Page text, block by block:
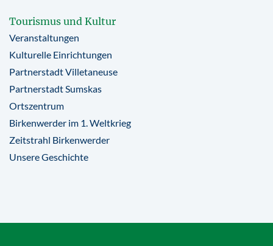
Tourismus und Kultur
Veranstaltungen
Kulturelle Einrichtungen
Partnerstadt Villetaneuse
Partnerstadt Sumskas
Ortszentrum
Birkenwerder im 1. Weltkrieg
Zeitstrahl Birkenwerder
Unsere Geschichte